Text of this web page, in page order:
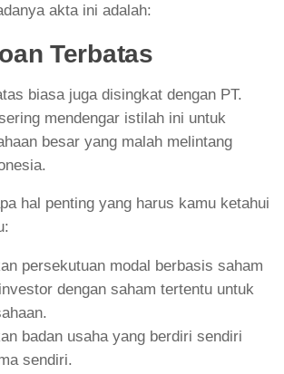
akta ini adalah:
Terbatas
biasa juga disingkat dengan PT.
mendengar istilah ini untuk
besar yang malah melintang
hal penting yang harus kamu ketahui
persekutuan modal berbasis saham
dengan saham tertentu untuk
badan usaha yang berdiri sendiri
sendiri.